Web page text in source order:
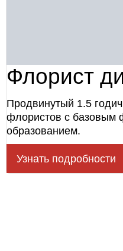
Флорист
Продвинутый 1.5
флористов с базовым
образованием.
Узнать подробности